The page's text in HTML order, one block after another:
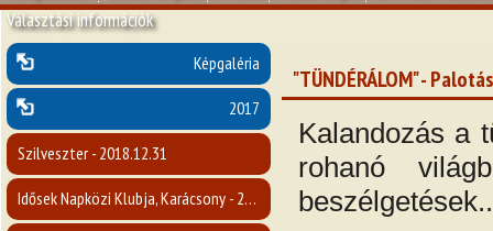
Választási információk
Képgaléria
2017
Szilveszter - 2018.12.31
Idősek Napközi Klubja, Karácsony - 2017. december
"TÜNDÉRÁLOM" -
Kalandozás a
rohanó